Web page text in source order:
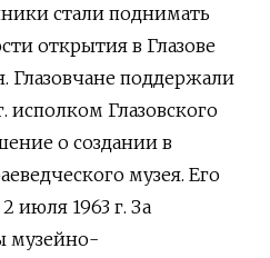
стали поднимать
открытия в Глазове
Глазовчане поддержали
исполком Глазовского
о создании в
музея. Его
июля 1963 г. За
музейно-